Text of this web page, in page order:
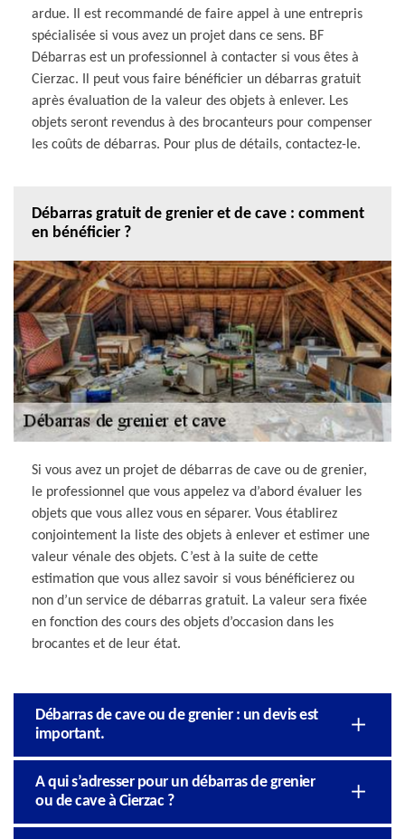
ardue. Il est recommandé de faire appel à une entrepris
spécialisée si vous avez un projet dans ce sens. BF
Débarras est un professionnel à contacter si vous êtes à
Cierzac. Il peut vous faire bénéficier un débarras gratuit
après évaluation de la valeur des objets à enlever. Les
objets seront revendus à des brocanteurs pour compenser
les coûts de débarras. Pour plus de détails, contactez-le.
Débarras gratuit de grenier et de cave : comment
en bénéficier ?
Si vous avez un projet de débarras de cave ou de grenier,
le professionnel que vous appelez va d’abord évaluer les
objets que vous allez vous en séparer. Vous établirez
conjointement la liste des objets à enlever et estimer une
valeur vénale des objets. C’est à la suite de cette
estimation que vous allez savoir si vous bénéficierez ou
non d’un service de débarras gratuit. La valeur sera fixée
en fonction des cours des objets d’occasion dans les
brocantes et de leur état.
Débarras de cave ou de grenier : un devis est
important.
A qui s’adresser pour un débarras de grenier
ou de cave à Cierzac ?